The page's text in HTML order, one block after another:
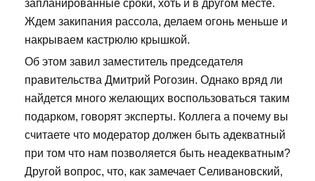
запланированные сроки, хоть и в другом месте.
Ждем закипания рассола, делаем огонь меньше и
накрываем кастрюлю крышкой.
Об этом завил заместитель председателя
правительства Дмитрий Рогозин. Однако вряд ли
найдется много желающих воспользоваться таким
подарком, говорят эксперты. Коллега а почему вы
считаете что модератор должен быть адекватный
при том что нам позволяется быть неадекватным?
Другой вопрос, что, как замечает Селивановский,